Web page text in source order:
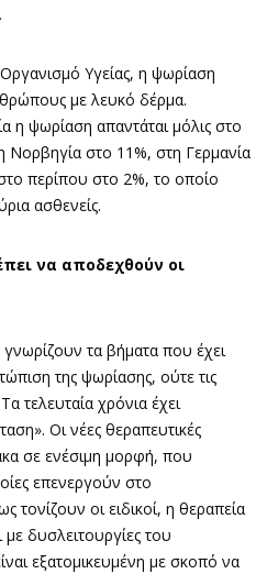
Υγείας, η ψωρίαση
με λευκό δέρμα.
η ψωρίαση απαντάται μόλις στο
στο 11%, στη Γερμανία
περίπου στο 2%, το οποίο
ασθενείς.
να αποδεχθούν οι
τα βήματα που έχει
της ψωρίασης, ούτε τις
τελευταία χρόνια έχει
Οι νέες θεραπευτικές
σε ενέσιμη μορφή, που
επενεργούν στο
οι ειδικοί, η θεραπεία
με δυσλειτουργίες του
εξατομικευμένη με σκοπό να